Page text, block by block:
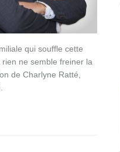
qui souffle cette
ne semble freiner la
de Charlyne Ratté,